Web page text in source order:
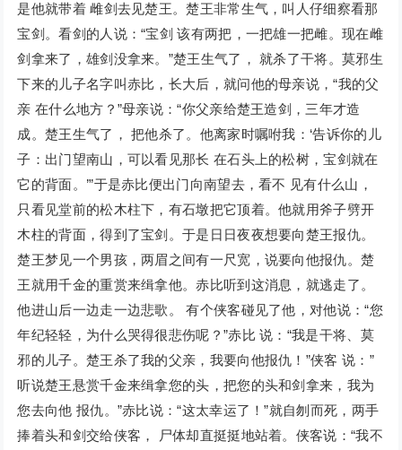
是他就带着 雌剑去见楚王。楚王非常生气，叫人仔细察看那
宝剑。看剑的人说：“宝剑 该有两把，一把雄一把雌。现在雌
剑拿来了，雄剑没拿来。”楚王生气了， 就杀了干将。莫邪生
下来的儿子名字叫赤比，长大后，就问他的母亲说，“我的父
亲 在什么地方？”母亲说：“你父亲给楚王造剑，三年才造
成。楚王生气了， 把他杀了。他离家时嘱咐我：‘告诉你的儿
子：出门望南山，可以看见那长 在石头上的松树，宝剑就在
它的背面。’”于是赤比便出门向南望去，看不 见有什么山，
只看见堂前的松木柱下，有石墩把它顶着。他就用斧子劈开
木柱的背面，得到了宝剑。于是日日夜夜想要向楚王报仇。
楚王梦见一个男孩，两眉之间有一尺宽，说要向他报仇。楚
王就用千金的重赏来缉拿他。赤比听到这消息，就逃走了。
他进山后一边走一边悲歌。 有个侠客碰见了他，对他说：“您
年纪轻轻，为什么哭得很悲伤呢？”赤比 说：“我是干将、莫
邪的儿子。楚王杀了我的父亲，我要向他报仇！”侠客 说：”
听说楚王悬赏千金来缉拿您的头，把您的头和剑拿来，我为
您去向他 报仇。”赤比说：“这太幸运了！”就自刎而死，两手
捧着头和剑交给侠客， 尸体却直挺挺地站着。侠客说：“我不